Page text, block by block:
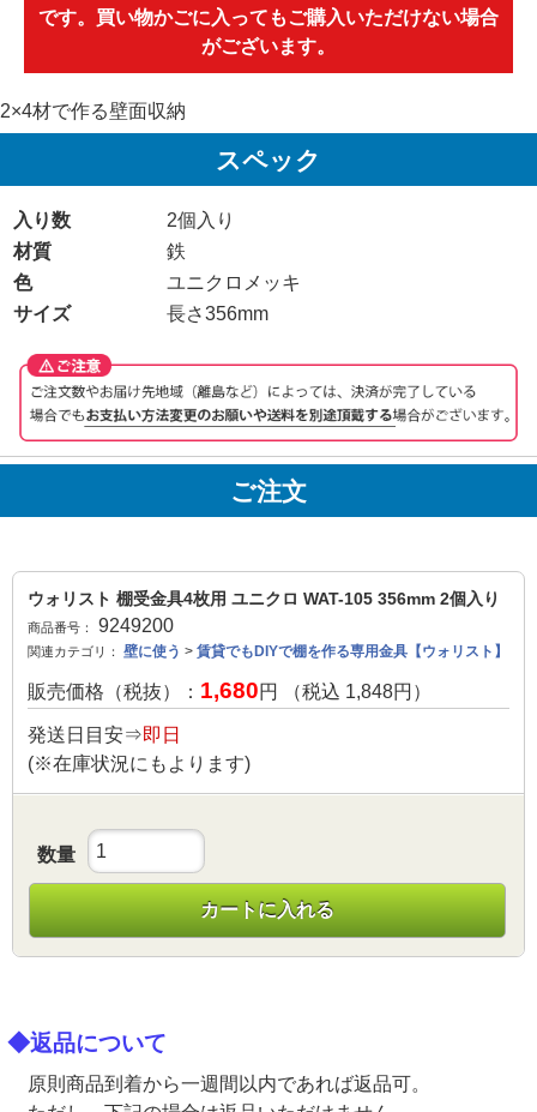
です。買い物かごに入ってもご購入いただけない場合
がございます。
2×4材で作る壁面収納
スペック
入り数
2個入り
材質
鉄
色
ユニクロメッキ
サイズ
長さ356mm
ご注文
ウォリスト 棚受金具4枚用 ユニクロ WAT-105 356mm 2個入り
商品番号： 9249200
関連カテゴリ： 壁に使う > 賃貸でもDIYで棚を作る専用金具【ウォリスト】
販売価格（税抜）： 1,680円 （税込 1,848円）
発送日目安⇒即日
(※在庫状況にもよります)
数量
カートに入れる
◆返品について
原則商品到着から一週間以内であれば返品可。